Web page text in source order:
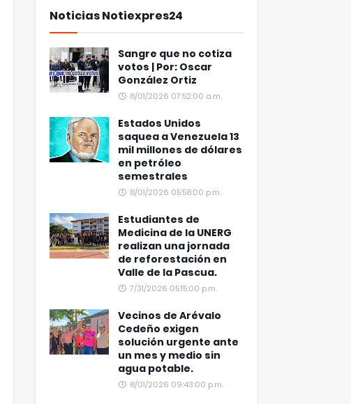
Noticias Notiexpres24
Sangre que no cotiza
votos | Por: Oscar
González Ortiz
8/01/2026 07:52:00 a.m.
Estados Unidos
saquea a Venezuela 13
mil millones de dólares
en petróleo
semestrales
8/01/2026 05:58:00 p.m.
Estudiantes de
Medicina de la UNERG
realizan una jornada
de reforestación en
Valle de la Pascua.
7/31/2026 05:15:00 p.m.
Vecinos de Arévalo
Cedeño exigen
solución urgente ante
un mes y medio sin
agua potable.
8/01/2026 09:43:00 p.m.